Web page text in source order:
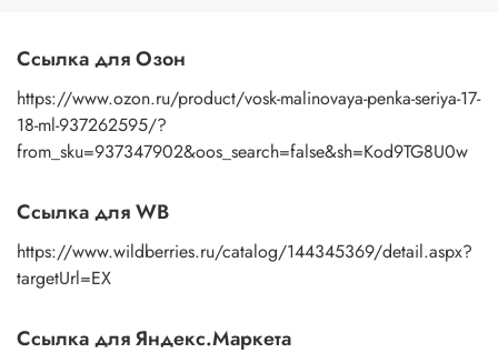
В чем же отличие между воском и восковой пастой?
апельсинового масла и пигмента, восковая паста из
воска, пигмента, акриловая дисперсия, загуститель,
консервант.
Консистенции: восковая паста более пластичная по
Разбавлением: восковую пасту можно разбавить водой, а
В обоих случаях, патинирующая восковая паста и воск
патинирующий декоративный, обладают отличными
и требований конкретного проекта.
Ссылка для Озон
https://www.ozon.ru/product/vosk-malinovaya-penka-seriya-17-
18-ml-937262595/?
from_sku=937347902&oos_search=false&sh=Kod9TG8U0w
Ссылка для WB
https://www.wildberries.ru/catalog/144345369/detail.aspx?
targetUrl=EX
Ссылка для Яндекс.Маркета